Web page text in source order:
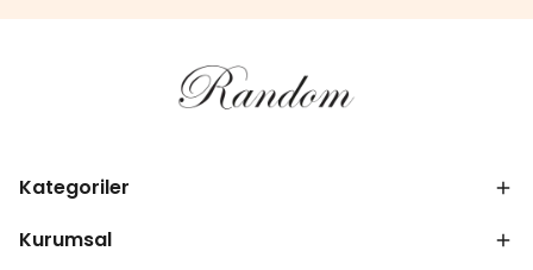
Kategoriler
Kurumsal